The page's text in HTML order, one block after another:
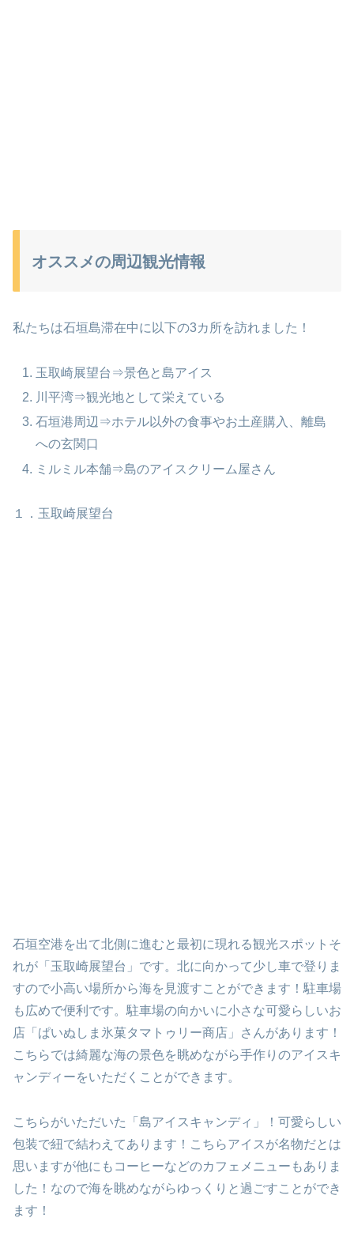
オススメの周辺観光情報
私たちは石垣島滞在中に以下の3カ所を訪れました！
玉取崎展望台⇒景色と島アイス
川平湾⇒観光地として栄えている
石垣港周辺⇒ホテル以外の食事やお土産購入、離島
への玄関口
ミルミル本舗⇒島のアイスクリーム屋さん
１．玉取崎展望台
石垣空港を出て北側に進むと最初に現れる観光スポットそ
れが「玉取崎展望台」です。北に向かって少し車で登りま
すので小高い場所から海を見渡すことができます！駐車場
も広めで便利です。駐車場の向かいに小さな可愛らしいお
店「ぱいぬしま氷菓タマトゥリー商店」さんがあります！
こちらでは綺麗な海の景色を眺めながら手作りのアイスキ
ャンディーをいただくことができます。
こちらがいただいた「島アイスキャンディ」！可愛らしい
包装で紐で結わえてあります！こちらアイスが名物だとは
思いますが他にもコーヒーなどのカフェメニューもありま
した！なので海を眺めながらゆっくりと過ごすことができ
ます！